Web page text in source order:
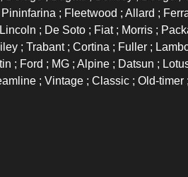
; Fleetwood ; Allard ;
; De Soto ; Fiat ; Morris ;
; Trabant ; Cortina ; Fuller ;
; Ford ; MG ; Alpine ; Datsun ;
; Vintage ; Classic ; Old-timer